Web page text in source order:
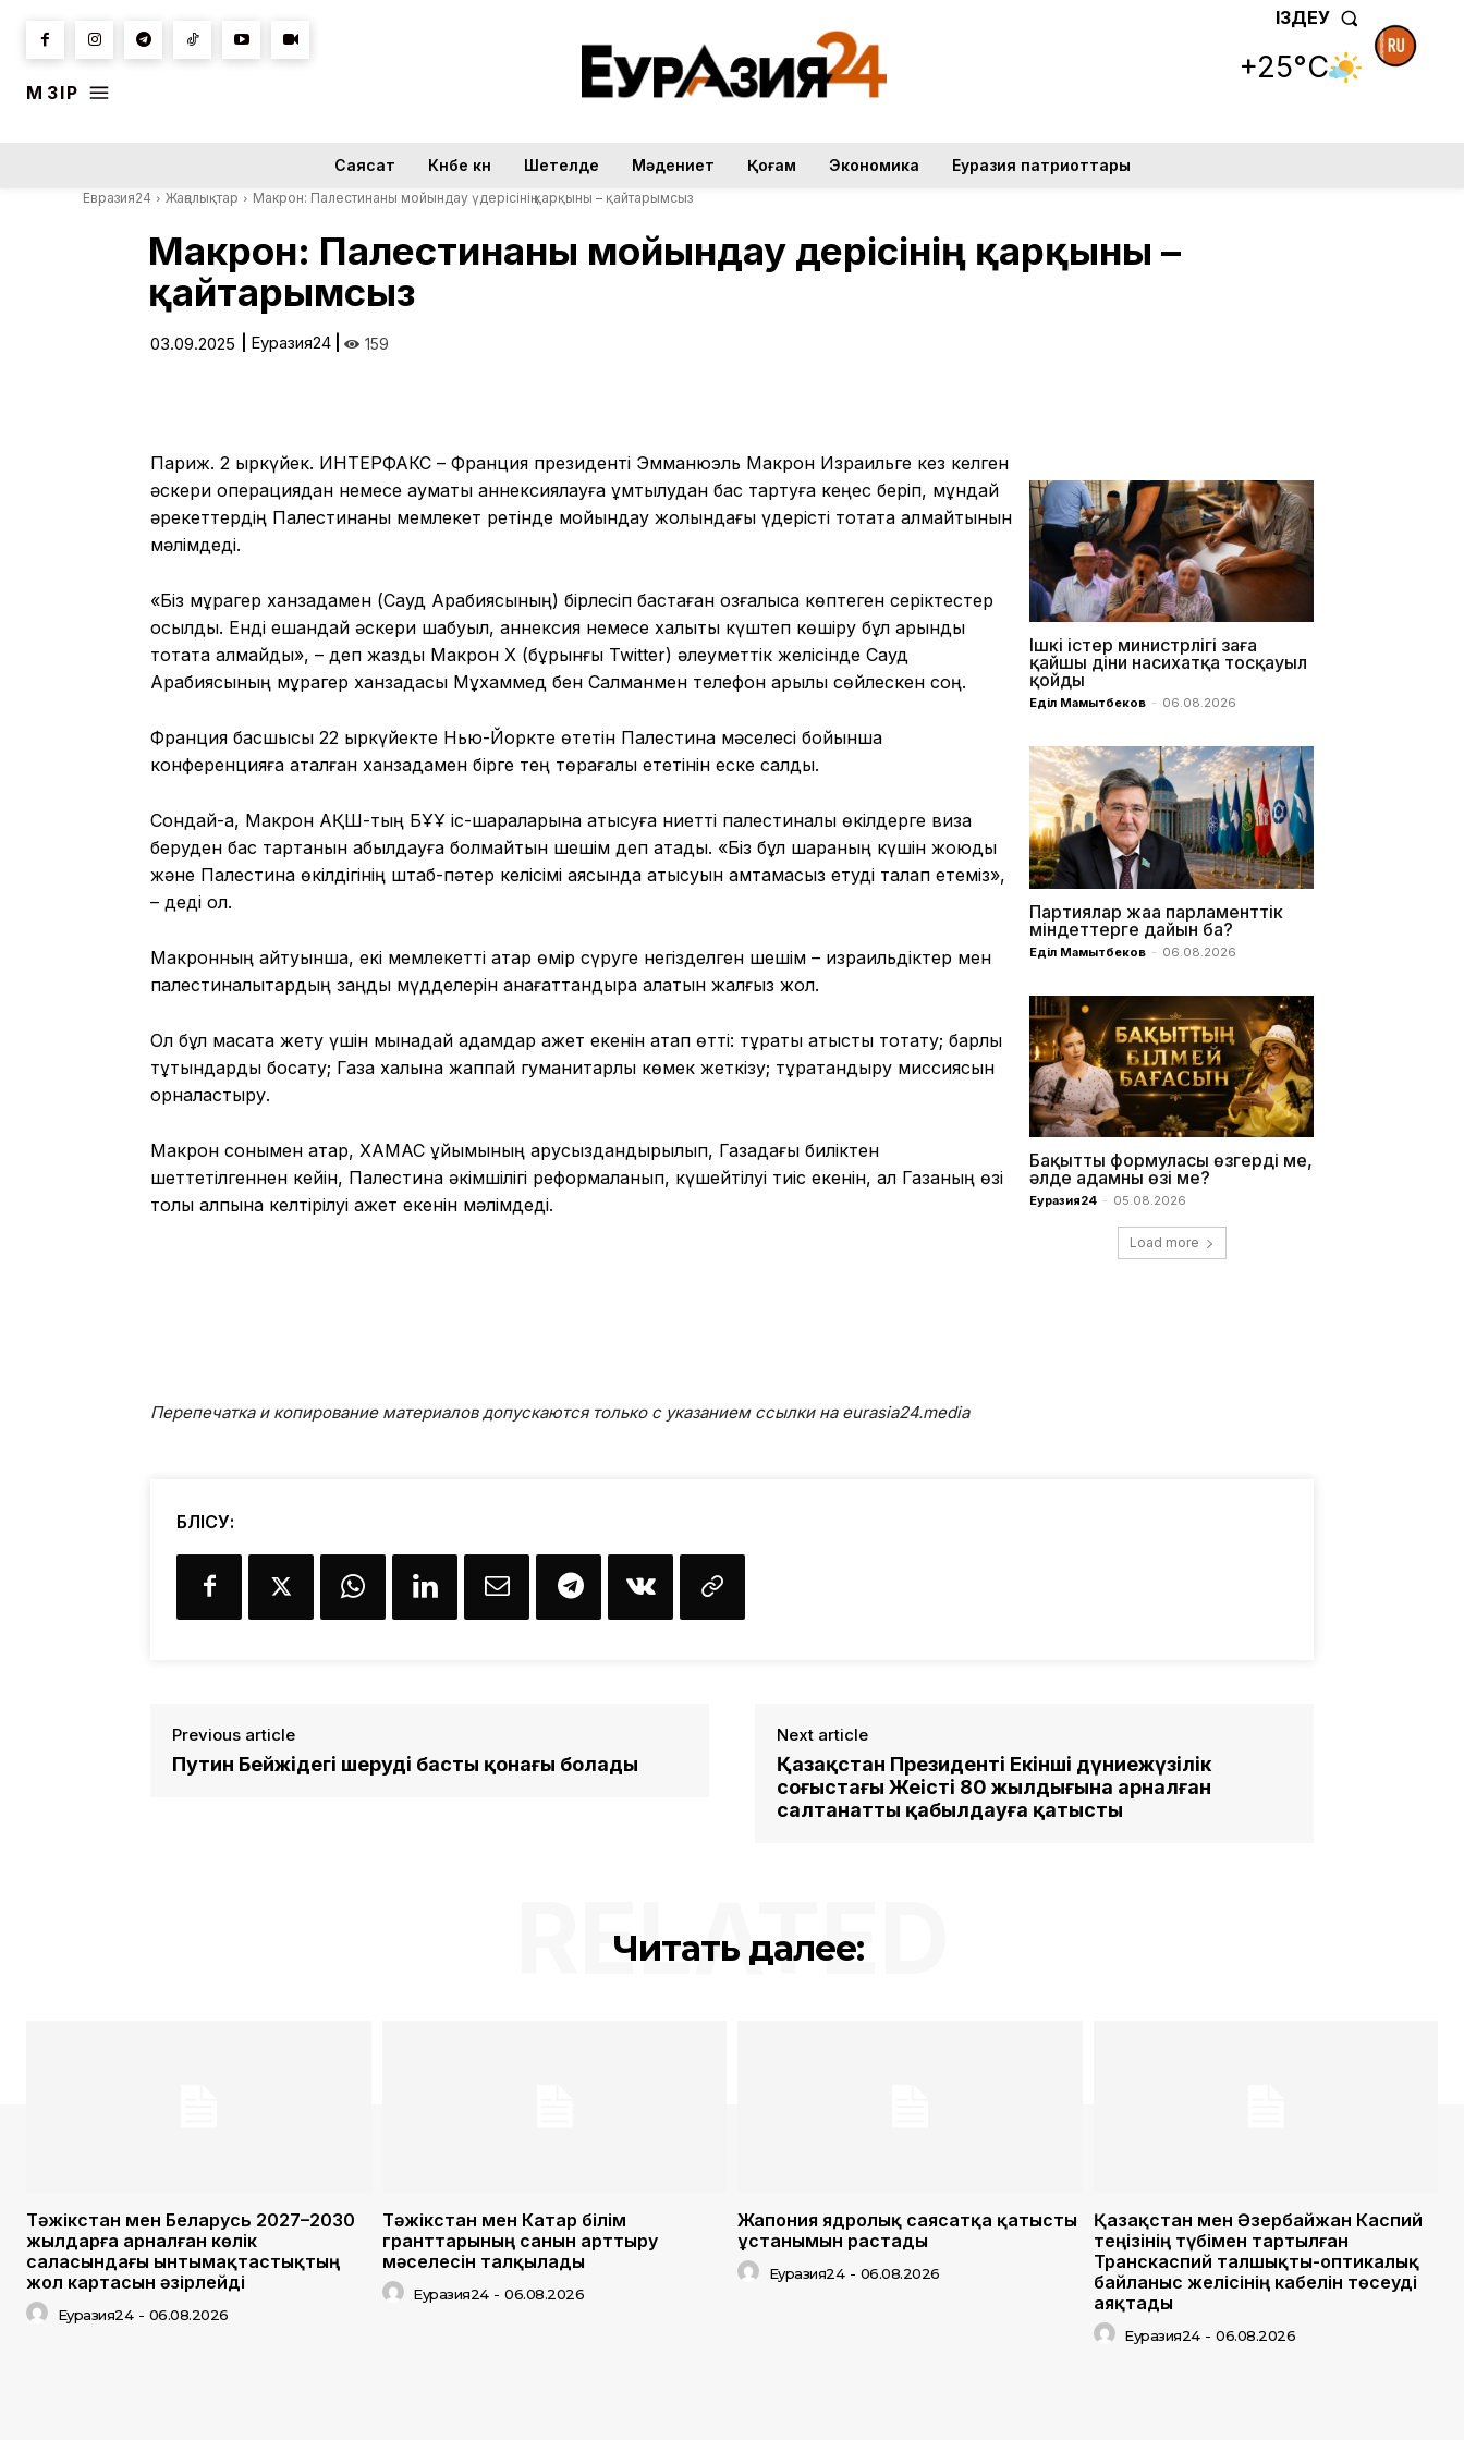
МӘЗІР
ІЗДЕУ
+25°C
Саясат Күнбе күн Шетелде Мәдениет Қоғам Экономика Еуразия патриоттары
Евразия24 Жаңалықтар Макрон: Палестинаны мойындау үдерісінің қарқыны – қайтарымсыз
Макрон: Палестинаны мойындау үдерісінің қарқыны –
қайтарымсыз
03.09.2025 Еуразия24 159
Париж. 2 қыркүйек. ИНТЕРФАКС – Франция президенті Эмманюэль Макрон Израильге кез келген
әскери операциядан немесе аумақты аннексиялауға ұмтылудан бас тартуға кеңес беріп, мұндай
әрекеттердің Палестинаны мемлекет ретінде мойындау жолындағы үдерісті тоқтата алмайтынын
мәлімдеді.
«Біз мұрагер ханзадамен (Сауд Арабиясының) бірлесіп бастаған қозғалысқа көптеген серіктестер
қосылды. Енді ешқандай әскери шабуыл, аннексия немесе халықты күштеп көшіру бұл қарқынды
тоқтата алмайды», – деп жазды Макрон X (бұрынғы Twitter) әлеуметтік желісінде Сауд
Арабиясының мұрагер ханзадасы Мұхаммед бен Салманмен телефон арқылы сөйлескен соң.
Франция басшысы 22 қыркүйекте Нью-Йоркте өтетін Палестина мәселесі бойынша
конференцияға аталған ханзадамен бірге тең төрағалық ететінін еске салды.
Сондай-ақ, Макрон АҚШ-тың БҰҰ іс-шараларына қатысуға ниетті палестиналық өкілдерге виза
беруден бас тартқанын қабылдауға болмайтын шешім деп атады. «Біз бұл шараның күшін жоюды
және Палестина өкілдігінің штаб-пәтер келісімі аясында қатысуын қамтамасыз етуді талап етеміз»,
– деді ол.
Макронның айтуынша, екі мемлекетті қатар өмір сүруге негізделген шешім – израильдіктер мен
палестиналықтардың заңды мүдделерін қанағаттандыра алатын жалғыз жол.
Ол бұл мақсатқа жету үшін мынадай қадамдар қажет екенін атап өтті: тұрақты атысты тоқтату; барлық
тұтқындарды босату; Газа халқына жаппай гуманитарлық көмек жеткізу; тұрақтандыру миссиясын
орналастыру.
Макрон сонымен қатар, ХАМАС ұйымының қарусыздандырылып, Газадағы биліктен
шеттетілгеннен кейін, Палестина әкімшілігі реформаланып, күшейтілуі тиіс екенін, ал Газаның өзі
толық қалпына келтірілуі қажет екенін мәлімдеді.
Ішкі істер министрлігі заңға
қайшы діни насихатқа тосқауыл
қойды
Еділ Мамытбеков - 06.08.2026
Партиялар жаңа парламенттік
міндеттерге дайын ба?
Еділ Мамытбеков - 06.08.2026
Бақыттың формуласы өзгерді ме,
әлде адамның өзі ме?
Еуразия24 - 05.08.2026
Load more
Перепечатка и копирование материалов допускаются только с указанием ссылки на eurasia24.media
БӨЛІСУ:
Previous article
Путин Бейжіңдегі шерудің басты қонағы болады
Next article
Қазақстан Президенті Екінші дүниежүзілік
соғыстағы Жеңістің 80 жылдығына арналған
салтанатты қабылдауға қатысты
Читать далее:
RELATED
Тәжікстан мен Беларусь 2027–2030
жылдарға арналған көлік
саласындағы ынтымақтастықтың
жол картасын әзірлейді
Еуразия24 - 06.08.2026
Тәжікстан мен Катар білім
гранттарының санын арттыру
мәселесін талқылады
Еуразия24 - 06.08.2026
Жапония ядролық саясатқа қатысты
ұстанымын растады
Еуразия24 - 06.08.2026
Қазақстан мен Әзербайжан Каспий
теңізінің түбімен тартылған
Транскаспий талшықты-оптикалық
байланыс желісінің кабелін төсеуді
аяқтады
Еуразия24 - 06.08.2026